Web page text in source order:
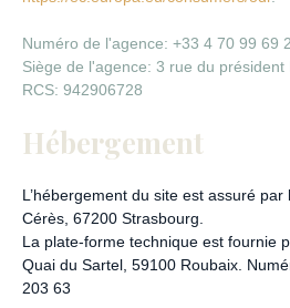
Numéro de l'agence: +33 4 70 99 69
Siège de l'agence: 3 rue du président
RCS: 942906728
Hébergement
L’hébergement du site est assuré
Cérès, 67200 Strasbourg.
La plate-forme technique est fournie
Quai du Sartel, 59100 Roubaix.
203 63